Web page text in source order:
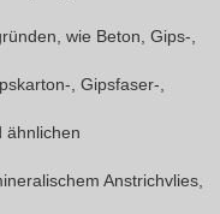
wie Beton, Gips-,
, Gipsfaser-,
ähnlichen
Anstrichvlies,